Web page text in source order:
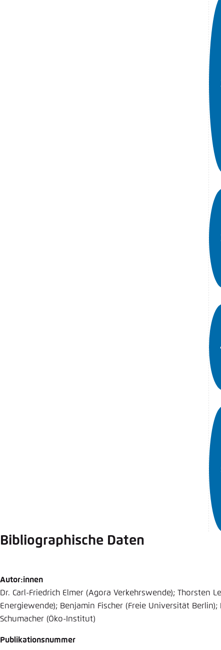
Bibliographische Daten
Autor:innen
Dr. Carl-Friedrich Elmer (Agora Verkehrswende); Thorsten
Energiewende); Benjamin Fischer (Freie Universität Berlin);
Schumacher (Öko-Institut)
Publikationsnummer